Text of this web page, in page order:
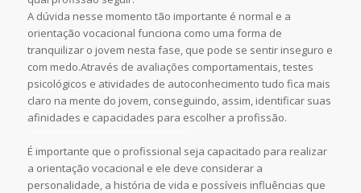
A dúvida nesse momento tão importante é normal e a
orientação vocacional funciona como uma forma de
tranquilizar o jovem nesta fase, que pode se sentir inseguro e
com medo.Através de avaliações comportamentais, testes
psicológicos e atividades de autoconhecimento tudo fica mais
claro na mente do jovem, conseguindo, assim, identificar suas
afinidades e capacidades para escolher a profissão.
É importante que o profissional seja capacitado para realizar
a orientação vocacional e ele deve considerar a
personalidade, a história de vida e possíveis influências que